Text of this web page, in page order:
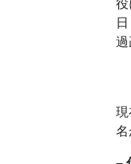
役
過
現
名